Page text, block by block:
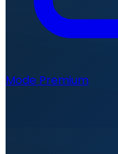
Mode Premium